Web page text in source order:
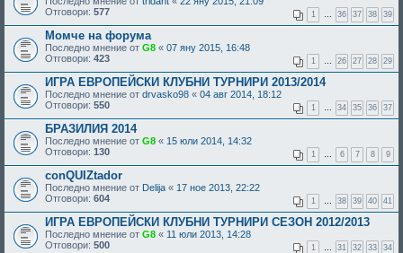
Отговори: 577 1 … 36 37 38 39
Момче на форума
Последно мнение от G8 « 07 яну 2015, 16:48
Отговори: 423 1 … 26 27 28 29
ИГРА ЕВРОПЕЙСКИ КЛУБНИ ТУРНИРИ 2013/2014
Последно мнение от drvasko98 « 04 авг 2014, 18:12
Отговори: 550 1 … 34 35 36 37
БРАЗИЛИЯ 2014
Последно мнение от G8 « 15 юли 2014, 14:32
Отговори: 130 1 … 6 7 8 9
conQUIZtador
Последно мнение от Delija « 17 ное 2013, 22:22
Отговори: 604 1 … 38 39 40 41
ИГРА ЕВРОПЕЙСКИ КЛУБНИ ТУРНИРИ СЕЗОН 2012/2013
Последно мнение от G8 « 11 юли 2013, 14:28
Отговори: 500 1 … 31 32 33 34